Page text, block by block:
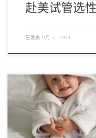
赴美试管选
已发表 9月 7, 2021
对于不孕不育的夫妇来